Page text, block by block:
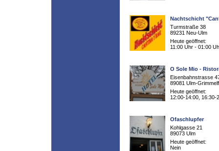
Nachtschicht
Turmstraße 38
89231 Neu-Ulm
Heute geöffnet:
11:00 Uhr - 01:00
O Sole Mio -
Eisenbahnstrasse
89081 Ulm-
Heute geöffnet:
12:00-14:00, 16:30-
Ofaschlupfer
Kohlgasse 21
89073 Ulm
Heute geöffnet:
Nein